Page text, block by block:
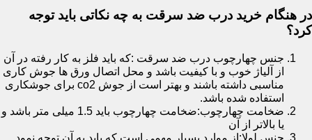
در هنگام خرید درب ضد سرقت به چه نکاتی باید توجه
کرد؟
جنس چهارچوب درب ضد سرقت :که باید فلز به کار رفته در آن
از آلیاژ خوب و با کیفیت باشد و محل اتصال ورق ها جوش کاری
مناسبی داشته باشند و بهتر است از جوش co2 برای جوشکاری
استفاده شده باشد.
ضخامت چهارچوب:ضخامت چهارچوب باید 1.5 میلی متر باشد و
یا بالاتر از آن